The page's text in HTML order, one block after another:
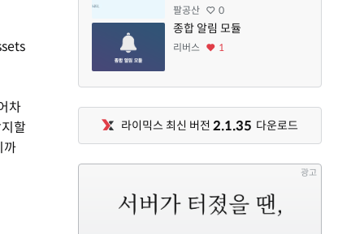
차
할
까
팔공산 0
종합 알림 모듈
리버스 1
라이믹스 최신 버전 2.1.35 다운로드
광고